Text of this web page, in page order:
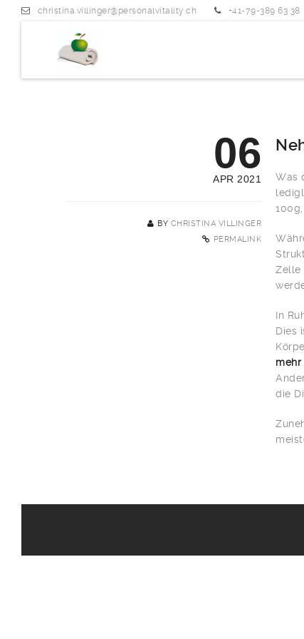
christina.villinger@personalvitality.ch +41-79-389 63 38
06
APR 2021
BY CHRISTINA VILLINGER
PERMALINK
Was
Zelle
In
Dies
mehr
die